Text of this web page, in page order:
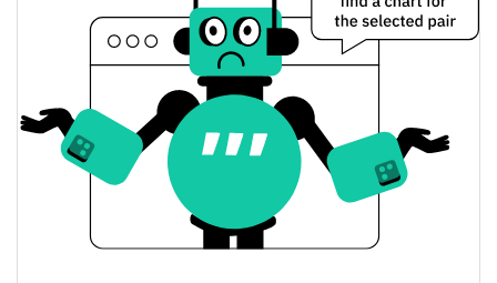
Abertura / Fecho de
Ontem
$0.00001162701 /
$0.000011648741
A mudança de ontem
Volume de ontem $27.362887
Histórico do preço do LeemonHead